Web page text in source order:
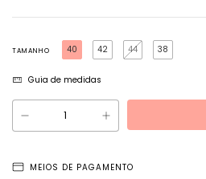
TAMANHO 40 42 44 38
Guia de medidas
MEIOS DE PAGAMENTO